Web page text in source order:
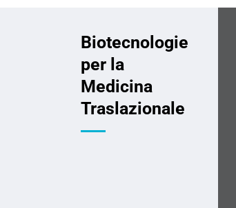
Biotecnologie
per la
Medicina
Traslazionale